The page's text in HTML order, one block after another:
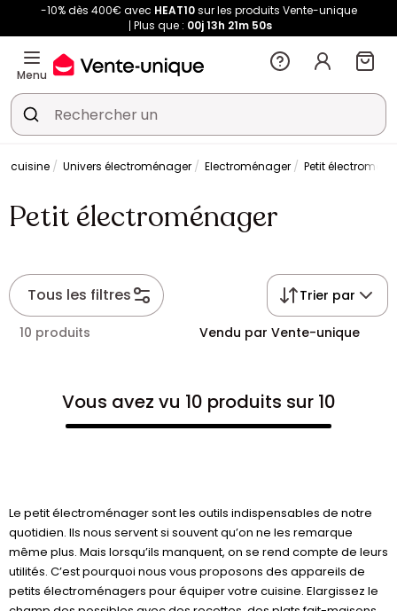
-10% dès 400€ avec HEAT10sur les produits Vente-unique
Plus que : 00j 13h 21m 50s
Menu
cuisine Univers électroménager Electroménager Petit
Petit électroménager
Tous les filtres Trier par
10 produits Vendu par Vente-unique
Vous avez vu 10 produits sur 10
Le petit électroménager sont les outils indispensables de notre
quotidien. Ils nous servent si souvent qu’on ne les remarque
même plus. Mais lorsqu’ils manquent, on se rend compte de leurs
utilités. C’est pourquoi nous vous proposons des appareils de
petits électroménagers pour équiper votre cuisine. Elargissez le